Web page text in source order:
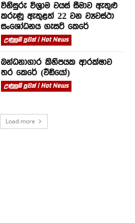
විනිසුරු විශ්‍රාම වයස් සීමාව ඇතුළු
කරුණු ඇතුළත් 22 වන ව්‍යවස්ථා
සංශෝධනය ගැසට් කෙරේ
උණුසුම් පුවත් | Hot News
බන්ධනාගාර කිහිපයක ආරක්ෂාව
තර කෙරේ (වීඩියෝ)
උණුසුම් පුවත් | Hot News
Load more